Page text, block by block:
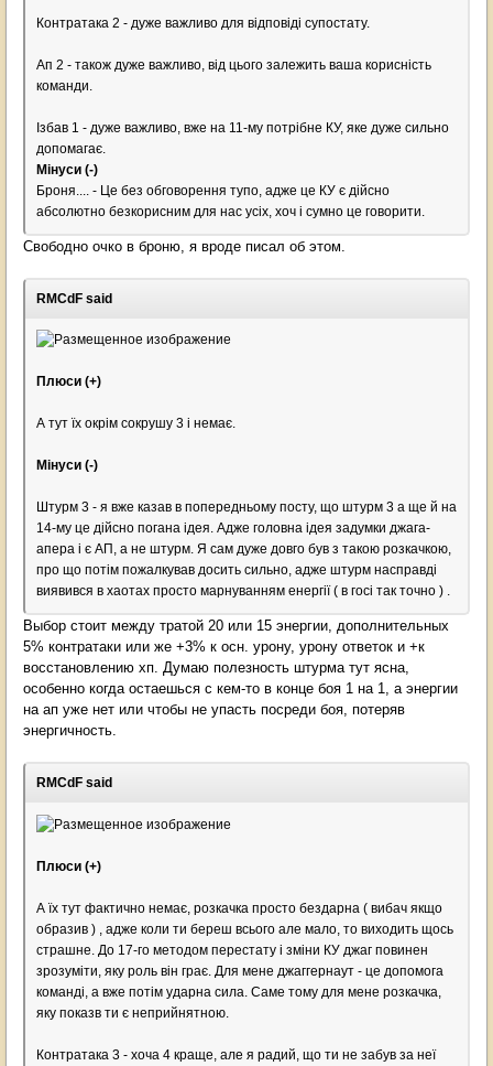
Контратака 2 - дуже важливо для відповіді супостату.
Ап 2 - також дуже важливо, від цього залежить ваша корисність
команди.
Ізбав 1 - дуже важливо, вже на 11-му потрібне КУ, яке дуже сильно
допомагає.
Мінуси (-)
Броня.... - Це без обговорення тупо, адже це КУ є дійсно
абсолютно безкорисним для нас усіх, хоч і сумно це говорити.
Свободно очко в броню, я вроде писал об этом.
RMCdF said
Плюси (+)
А тут їх окрім сокрушу 3 і немає.
Мінуси (-)
Штурм 3 - я вже казав в попередньому посту, що штурм 3 а ще й на
14-му це дійсно погана ідея. Адже головна ідея задумки джага-
апера і є АП, а не штурм. Я сам дуже довго був з такою розкачкою,
про що потім пожалкував досить сильно, адже штурм насправді
виявився в хаотах просто марнуванням енергії ( в госі так точно ) .
Выбор стоит между тратой 20 или 15 энергии, дополнительных
5% контратаки или же +3% к осн. урону, урону ответок и +к
восстановлению хп. Думаю полезность штурма тут ясна,
особенно когда остаешься с кем-то в конце боя 1 на 1, а энергии
на ап уже нет или чтобы не упасть посреди боя, потеряв
энергичность.
RMCdF said
Плюси (+)
А їх тут фактично немає, розкачка просто бездарна ( вибач якщо
образив ) , адже коли ти береш всього але мало, то виходить щось
страшне. До 17-го методом перестату і зміни КУ джаг повинен
зрозуміти, яку роль він грає. Для мене джаггернаут - це допомога
команді, а вже потім ударна сила. Саме тому для мене розкачка,
яку показв ти є неприйнятною.
Контратака 3 - хоча 4 краще, але я радий, що ти не забув за неї